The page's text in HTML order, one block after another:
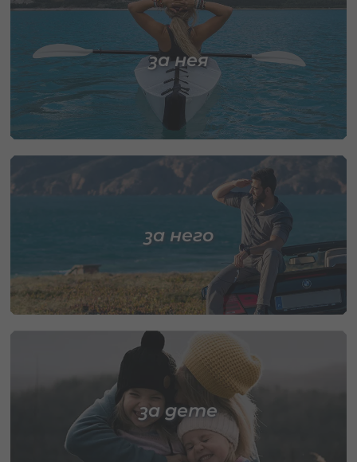
за нея
за него
за дете